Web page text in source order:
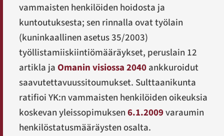
vammaisten henkilöiden hoidosta ja
kuntoutuksesta; sen rinnalla ovat työlain
(kuninkaallinen asetus 35/2003)
työllistamiiskiintiömääräykset, peruslain 12
artikla ja Omanin visiossa 2040ankkuroidut
saavutettavuussitoumukset. Sulttaanikunta
ratifioi YK:n vammaisten henkilöiden oikeuksia
koskevan yleissopimuksen6.1.2009varaumin
henkilöstatusmääräysten osalta.